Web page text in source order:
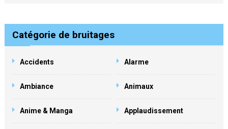
Catégorie de bruitages
Accidents Alarme
Ambiance Animaux
Anime & Manga Applaudissement